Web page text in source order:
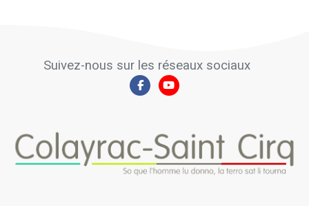
Suivez-nous sur les réseaux sociaux